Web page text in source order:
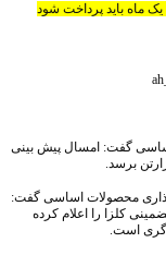
ماه باید پرداخت شود
گفت: امسال پیش بینی
محصولات اساسی گفت:
کلزا را اعلام کرده
گری است.